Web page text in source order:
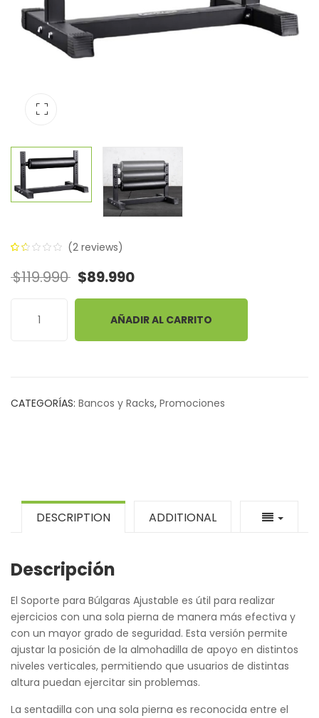
out
based
(2 reviews)
$119.990 El precio original era: $119.990.
$89.990El precio actual es:
AÑADIR AL CARRITO
CATEGORÍAS: Bancos y Racks, Promociones
DESCRIPTION ADDITIONAL
Descripción
El Soporte para Búlgaras Ajustable es útil para realizar
ejercicios con una sola pierna de manera más efectiva y
con un mayor grado de seguridad. Esta versión permite
ajustar la posición de la almohadilla de apoyo en distintos
niveles verticales, permitiendo que usuarios de distintas
altura puedan ejercitar sin problemas.
La sentadilla con una sola pierna es reconocida entre el